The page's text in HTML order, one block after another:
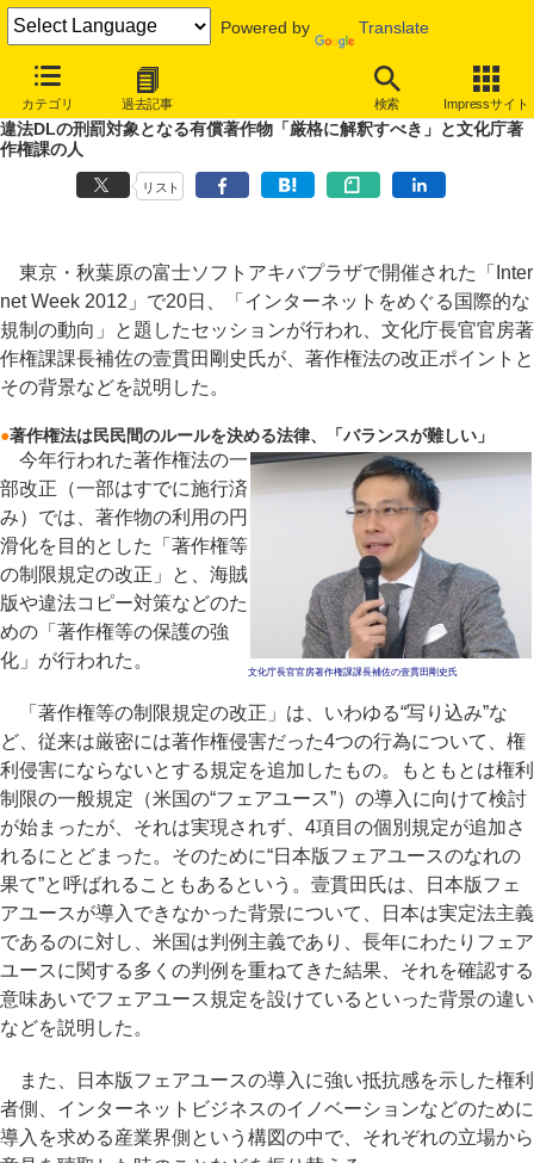
Powered by Translate
カテゴリ 過去記事 検索 Impressサイト
INTERNET Watch トピック
著作権・知財
違法DLの刑罰対象となる有償著作物「厳格に解釈すべき」と文化庁著
作権課の人
リスト
東京・秋葉原の富士ソフトアキバプラザで開催された「Inter
net Week 2012」で20日、「インターネットをめぐる国際的な
規制の動向」と題したセッションが行われ、文化庁長官官房著
作権課課長補佐の壹貫田剛史氏が、著作権法の改正ポイントと
その背景などを説明した。
●著作権法は民民間のルールを決める法律、「バランスが難しい」
文化庁長官官房著作権課課長補佐の壹貫田剛史氏
今年行われた著作権法の一
部改正（一部はすでに施行済
み）では、著作物の利用の円
滑化を目的とした「著作権等
の制限規定の改正」と、海賊
版や違法コピー対策などのた
めの「著作権等の保護の強
化」が行われた。
「著作権等の制限規定の改正」は、いわゆる“写り込み”な
ど、従来は厳密には著作権侵害だった4つの行為について、権
利侵害にならないとする規定を追加したもの。もともとは権利
制限の一般規定（米国の“フェアユース”）の導入に向けて検討
が始まったが、それは実現されず、4項目の個別規定が追加さ
れるにとどまった。そのために“日本版フェアユースのなれの
果て”と呼ばれることもあるという。壹貫田氏は、日本版フェ
アユースが導入できなかった背景について、日本は実定法主義
であるのに対し、米国は判例主義であり、長年にわたりフェア
ユースに関する多くの判例を重ねてきた結果、それを確認する
意味あいでフェアユース規定を設けているといった背景の違い
などを説明した。
また、日本版フェアユースの導入に強い抵抗感を示した権利
者側、インターネットビジネスのイノベーションなどのために
導入を求める産業界側という構図の中で、それぞれの立場から